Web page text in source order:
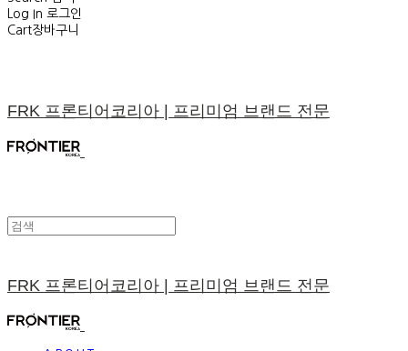
Log In 로그인
Cart장바구니
FRK 프론티어코리아 | 프리미엄 브랜드 전문
FRK 프론티어코리아 | 프리미엄 브랜드 전문